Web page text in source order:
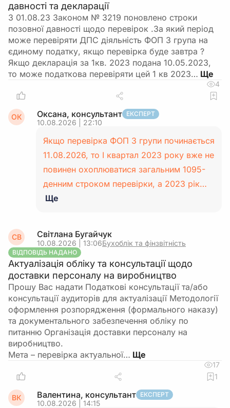
давності та декларації
З 01.08.23 Законом № 3219 поновлено строки
позовної давності щодо перевірок .За який період
може перевіряти ДПС діяльність ФОП 3 група на
єдиному податку, якщо перевірка буде завтра ?
Якщо декларація за 1кв. 2023 подана 10.05.2023,
то може податкова перевіряти цей 1 кв 2023…
4
ОК Оксана, консультант ЕКСПЕРТ
10.08.2026 | 22:10
Якщо перевірка ФОП 3 групи починається
11.08.2026, то І квартал 2023 року вже не
повинен охоплюватися загальним 1095-
денним строком перевірки, а 2023 рік…
Ще
СВ Світлана Бугайчук
10.08.2026 | 13:06Бухоблік та фінзвітність
ВІДПОВІДЬ НАДАНО
Актуалізація обліку та консультації щодо
доставки персоналу на виробництво
Прошу Вас надати Податкові консультації та/або
консультації аудиторів для актуалізації Методології
оформлення розпорядження (формального наказу)
та документального забезпечення обліку по
питанню Організація доставки персоналу на
виробництво.
Мета – перевірка актуальної…
17
1
ВК Валентина, консультант ЕКСПЕРТ
10.08.2026 | 14:15